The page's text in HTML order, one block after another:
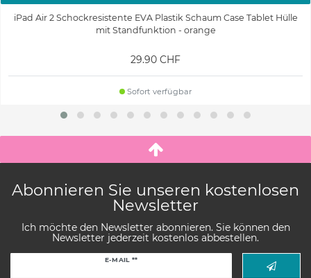
iPad Air 2 Schockresistente EVA Plastik Schaum Case Tablet Hülle
mit Standfunktion - orange
29.90 CHF
Sofort verfügbar
Abonnieren Sie unseren kostenlosen
Newsletter
Ich möchte den Newsletter abonnieren. Sie können den
Newsletter jederzeit kostenlos abbestellen.
E-MAIL **